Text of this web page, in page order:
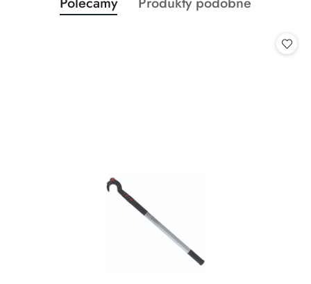
Pomiń karuzelę produktów
o